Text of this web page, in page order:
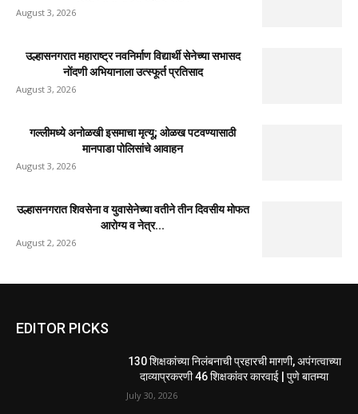
August 3, 2026
उल्हासनगरात महाराष्ट्र नवनिर्माण विद्यार्थी सेनेच्या सभासद
नोंदणी अभियानाला उत्स्फूर्त प्रतिसाद
August 3, 2026
गल्लीमध्ये अनोळखी इसमाचा मृत्यू; ओळख पटवण्यासाठी
मानपाडा पोलिसांचे आवाहन
August 3, 2026
उल्हासनगरात शिवसेना व युवासेनेच्या वतीने तीन दिवसीय मोफत
आरोग्य व नेत्र...
August 2, 2026
EDITOR PICKS
130 शिक्षकांच्या निलंबनाची प्रहारची मागणी, अपंगत्वाच्या
दाव्याप्रकरणी 46 शिक्षकांवर कारवाई | पुणे बातम्या
July 30, 2026